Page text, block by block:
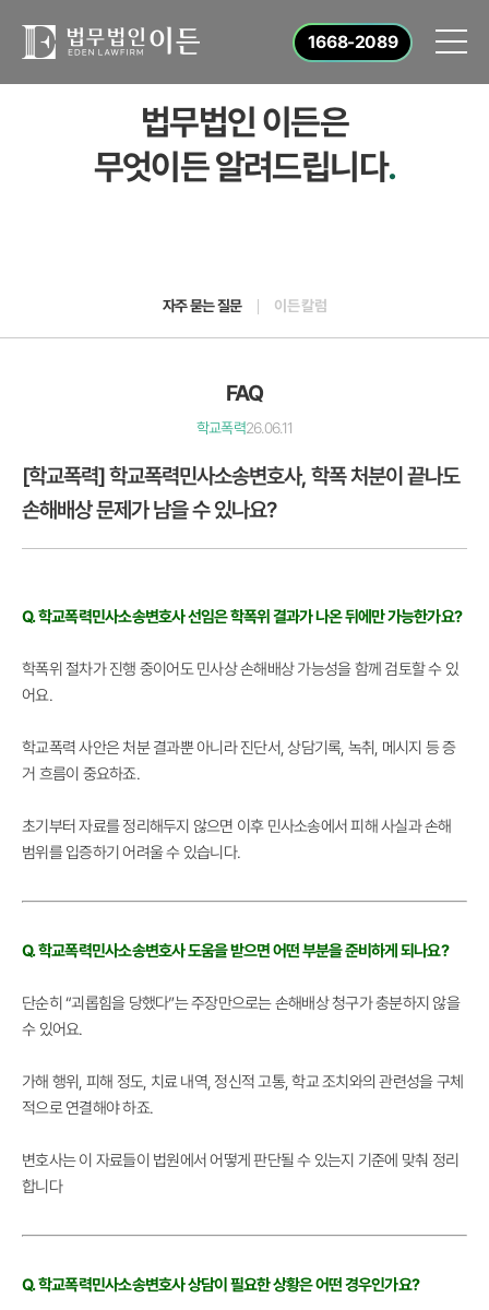
1668-2089
법무법인 이든은
무엇이든 알려드립니다.
자주 묻는 질문 이든 칼럼
FAQ
학교폭력26.06.11
[학교폭력] 학교폭력민사소송변호사, 학폭 처분이 끝나도
손해배상 문제가 남을 수 있나요?
Q. 학교폭력민사소송변호사 선임은 학폭위 결과가 나온 뒤에만 가능한가요?
학폭위 절차가 진행 중이어도 민사상 손해배상 가능성을 함께 검토할 수 있
어요.
학교폭력 사안은 처분 결과뿐 아니라 진단서, 상담기록, 녹취, 메시지 등 증
거 흐름이 중요하죠.
초기부터 자료를 정리해두지 않으면 이후 민사소송에서 피해 사실과 손해
범위를 입증하기 어려울 수 있습니다.
Q. 학교폭력민사소송변호사 도움을 받으면 어떤 부분을 준비하게 되나요?
단순히 “괴롭힘을 당했다”는 주장만으로는 손해배상 청구가 충분하지 않을
수 있어요.
가해 행위, 피해 정도, 치료 내역, 정신적 고통, 학교 조치와의 관련성을 구체
적으로 연결해야 하죠.
변호사는 이 자료들이 법원에서 어떻게 판단될 수 있는지 기준에 맞춰 정리
합니다
Q. 학교폭력민사소송변호사 상담이 필요한 상황은 어떤 경우인가요?